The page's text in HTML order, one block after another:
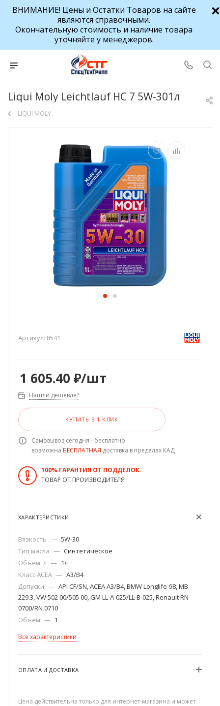
ВНИМАНИЕ! Цены и Остатки Товаров на сайте
являются справочными.
Окончательную стоимость и наличие товара
уточняйте у менеджеров.
Liqui Moly Leichtlauf HC 7 5W-301л
LIQUI MOLY
Артикул: 8541
1 605.40 ₽/шт
Нашли дешевле?
КУПИТЬ В 1 КЛИК
Самовывоз сегодня - бесплатно
возможна БЕСПЛАТНАЯ доставка в пределах КАД
100% ГАРАНТИЯ ОТ ПОДДЕЛОК.
ТОВАР ОТ ПРОИЗВОДИТЕЛЯ
ХАРАКТЕРИСТИКИ
Вязкость — 5W-30
Тип масла — Синтетическое
Объем, л — 1л
Класс ACEA — A3/B4
Допуски — API CF/SN, ACEA A3/B4, BMW Longlife-98, MB
229.3, VW 502 00/505 00, GM LL-A-025/LL-B-025, Renault RN
0700/RN 0710
Объем — 1
Все характеристики
ОПЛАТА И ДОСТАВКА
Цена действительна только для интернет-магазина и может